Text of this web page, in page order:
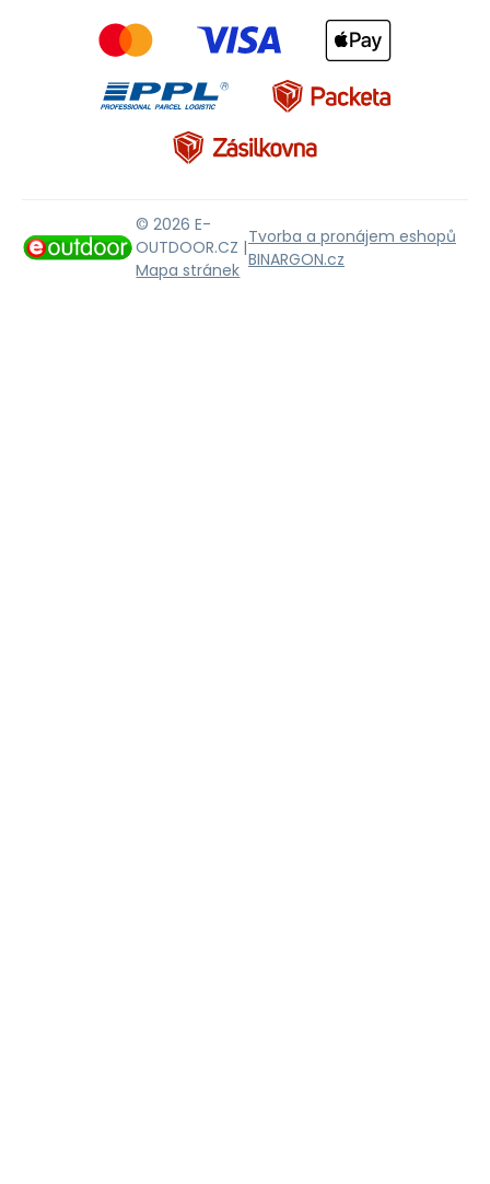
© 2026 E-
OUTDOOR.CZ |
Mapa stránek
Tvorba a pronájem eshopů
BINARGON.cz